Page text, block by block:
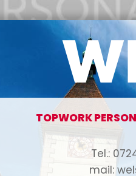
TOPWORK
Tel.:
mail: